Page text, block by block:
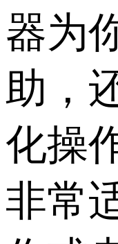
器为
助，
化操
非常